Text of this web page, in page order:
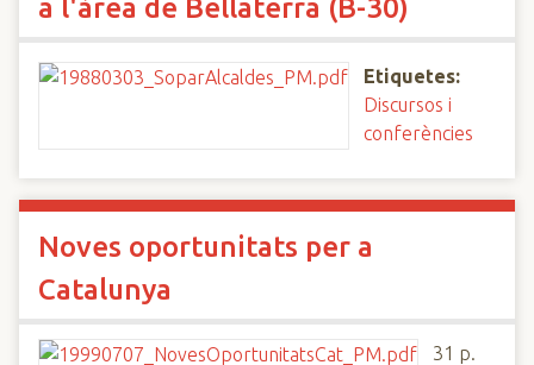
a l'àrea de Bellaterra (B-30)
Etiquetes:
Discursos i
conferències
Noves oportunitats per a
Catalunya
31 p.